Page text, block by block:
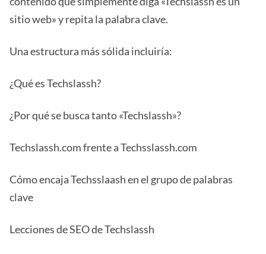
sitio web» y repita la palabra clave.
Una estructura más sólida incluiría:
¿Qué es Techslassh?
¿Por qué se busca tanto «Techslassh»?
Techslassh.com frente a Techsslassh.com
Cómo encaja Techsslaash en el grupo de palabras
clave
Lecciones de SEO de Techslassh